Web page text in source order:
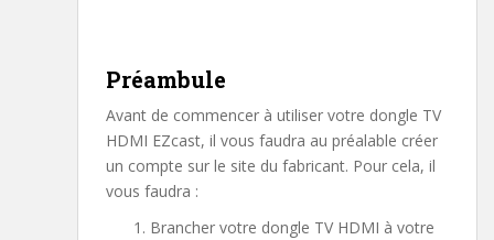
Préambule
Avant de commencer à utiliser votre dongle TV
HDMI EZcast, il vous faudra au préalable créer
un compte sur le site du fabricant. Pour cela, il
vous faudra :
Brancher votre dongle TV HDMI à votre